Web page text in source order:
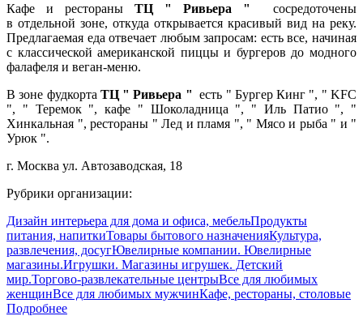
Кафе и рестораны ТЦ " Ривьера "
сосредоточены
в отдельной зоне, откуда открывается красивый вид на реку.
Предлагаемая еда отвечает любым запросам: есть все, начиная
с классической американской пиццы и бургеров до модного
фалафеля и веган-меню.
В зоне фудкорта ТЦ " Ривьера " есть " Бургер Кинг ", " KFC
", " Теремок ", кафе " Шоколадница ", " Иль Патио ", "
Хинкальная ", рестораны " Лед и пламя ", " Мясо и рыба " и "
Урюк ".
г. Москва ул. Автозаводская, 18
Рубрики организации:
Дизайн интерьера для дома и офиса, мебельПродукты
питания, напиткиТовары бытового назначенияКультура,
развлечения, досугЮвелирные компании. Ювелирные
магазины.Игрушки. Магазины игрушек. Детский
мир.Торгово-развлекательные центрыВсе для любимых
женщинВсе для любимых мужчинКафе, рестораны, столовые
Подробнее